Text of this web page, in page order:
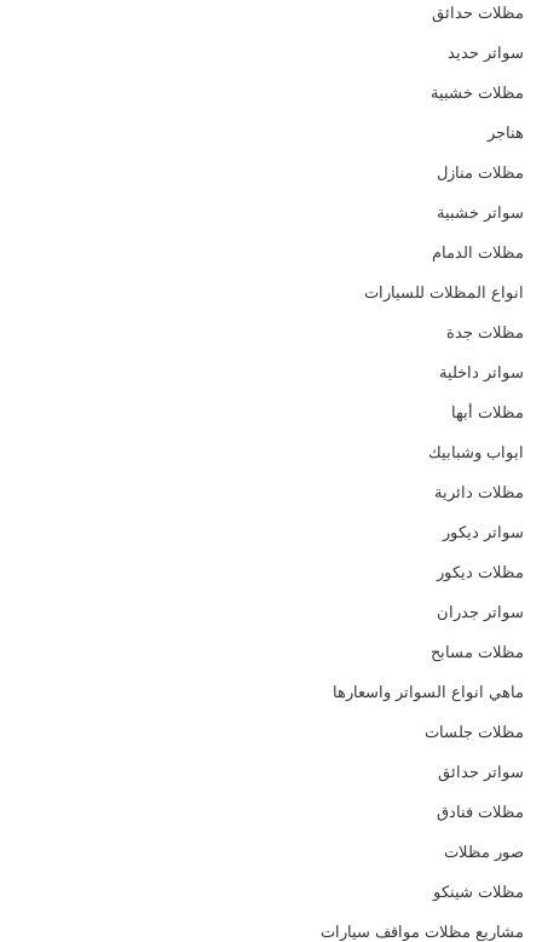
مظلات حدائق
سواتر حديد
مظلات خشبية
هناجر
مظلات منازل
سواتر خشبية
مظلات الدمام
انواع المظلات للسيارات
مظلات جدة
سواتر داخلية
مظلات أبها
ابواب وشبابيك
مظلات دائرية
سواتر ديكور
مظلات ديكور
سواتر جدران
مظلات مسابح
ماهي انواع السواتر واسعارها
مظلات جلسات
سواتر حدائق
مظلات فنادق
صور مظلات
مظلات شينكو
مشاريع مظلات مواقف سيارات